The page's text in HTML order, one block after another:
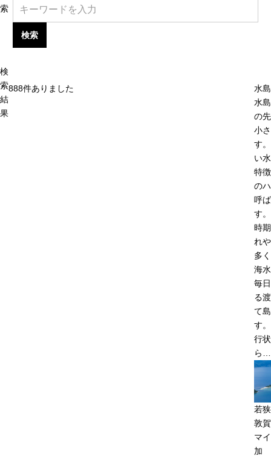
索
検索
検
索
結
果
888件ありました
水島
水
の
小
す
い
特
の
呼
す
時
れ
多
海
毎
る
て
す
行
ら…
若
敦
マ
加